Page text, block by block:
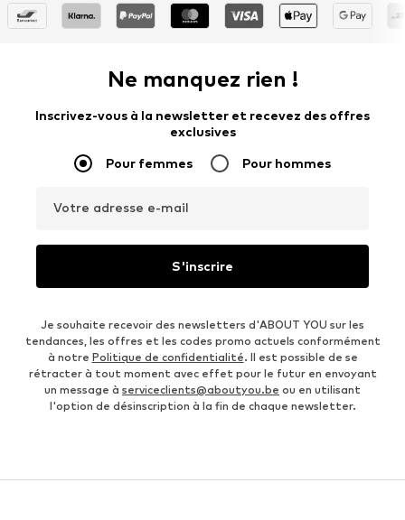
Ne manquez rien !
Inscrivez-vous à la newsletter et recevez des offres
exclusives
Pour femmes Pour hommes
Votre adresse e-mail
S'inscrire
Je souhaite recevoir des newsletters d'ABOUT YOU sur les
tendances, les offres et les codes promo actuels conformément
à notre Politique de confidentialité. Il est possible de se
rétracter à tout moment avec effet pour le futur en envoyant
un message à serviceclients@aboutyou.be ou en utilisant
l'option de désinscription à la fin de chaque newsletter.